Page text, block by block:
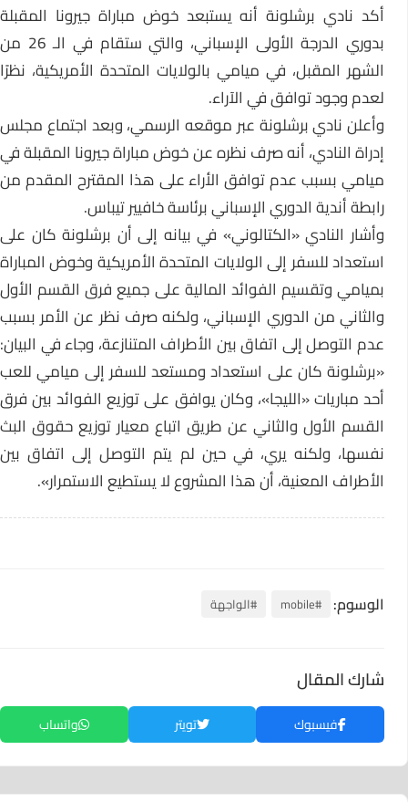
أكد نادي برشلونة أنه يستبعد خوض مباراة جيرونا المقبلة
بدوري الدرجة الأولى الإسباني، والتي ستقام في الـ 26 من
الشهر المقبل، في ميامي بالولايات المتحدة الأمريكية، نظرًا
لعدم وجود توافق في الآراء.
وأعلن نادي برشلونة عبر موقعه الرسمي، وبعد اجتماع مجلس
إدراة النادي، أنه صرف نظره عن خوض مباراة جيرونا المقبلة في
ميامي بسبب عدم توافق الأراء على هذا المقترح المقدم من
رابطة أندية الدوري الإسباني برئاسة خافيير تيباس.
وأشار النادي «الكتالوني» في بيانه إلى أن برشلونة كان على
استعداد للسفر إلى الولايات المتحدة الأمريكية وخوض المباراة
بميامي وتقسيم الفوائد المالية على جميع فرق القسم الأول
والثاني من الدوري الإسباني، ولكنه صرف نظر عن الأمر بسبب
عدم التوصل إلى اتفاق بين الأطراف المتنازعة، وجاء في البيان:
«برشلونة كان على استعداد ومستعد للسفر إلى ميامي للعب
أحد مباريات «الليجا»، وكان يوافق على توزيع الفوائد بين فرق
القسم الأول والثاني عن طريق اتباع معيار توزيع حقوق البث
نفسها، ولكنه يري، في حين لم يتم التوصل إلى اتفاق بين
الأطراف المعنية، أن هذا المشروع لا يستطيع الاستمرار».
الوسوم: #mobile #الواجهة
شارك المقال
فيسبوك تويتر واتساب